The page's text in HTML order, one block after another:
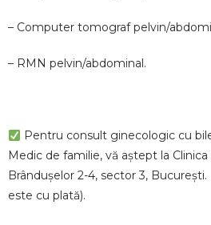
– Computer tomograf pelvin/
– RMN pelvin/abdominal.
Pentru consult ginecologic cu
Medic de familie, vă aștept la
Brândușelor 2-4, sector 3,
este cu plată).